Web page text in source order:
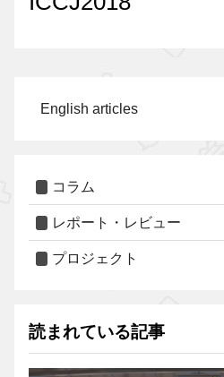
English articles
コラム
レポート・レビュー
プロジェクト
読まれている記事